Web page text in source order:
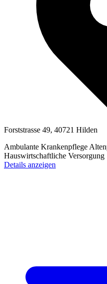
Forststrasse 49, 40721 Hilden
Ambulante Krankenpflege
Hauswirtschaftliche Versorgung
Details anzeigen